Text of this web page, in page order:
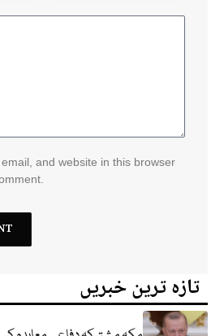
and website in this browser
تازہ ترین خبریں